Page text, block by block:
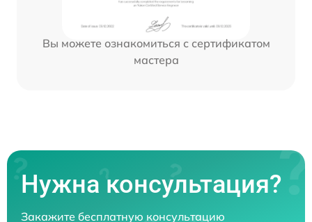
Вы можете ознакомиться с сертификатом
мастера
Нужна консультация?
Закажите бесплатную консультацию